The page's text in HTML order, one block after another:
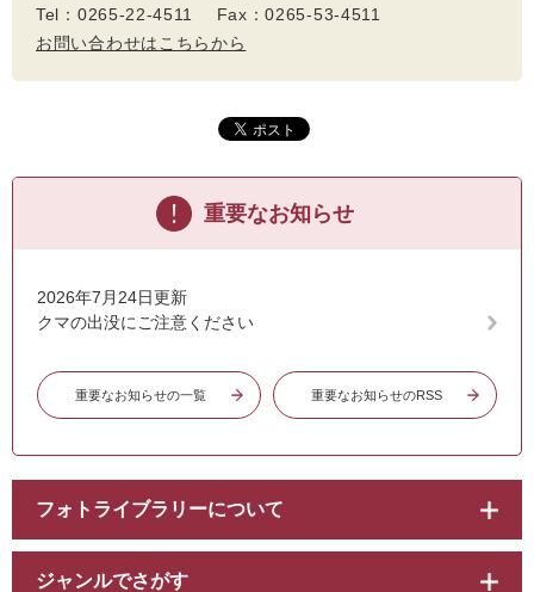
Tel：0265-22-4511 Fax：0265-53-4511
お問い合わせはこちらから
重要なお知らせ
2026年7月24日更新
クマの出没にご注意ください
重要なお知らせの一覧 重要なお知らせのRSS
フォトライブラリーについて
ジャンルでさがす